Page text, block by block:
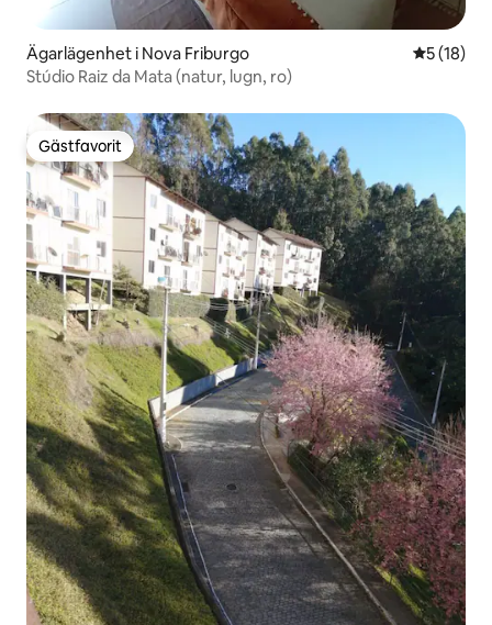
Ägarlägenhet i Nova Friburgo 5 av 5 i
5 (18)
Stúdio Raiz da Mata (natur, lugn, ro)
Gästfavorit
Gästfavorit